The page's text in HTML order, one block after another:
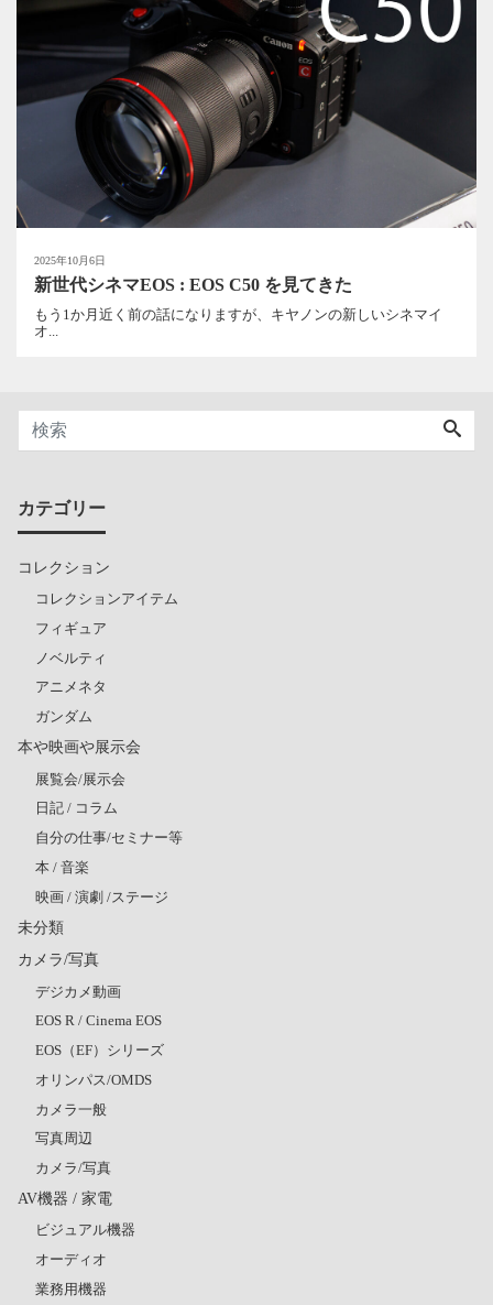
2025年10月6日
新世代シネマEOS : EOS C50 を見てきた
もう1か月近く前の話になりますが、キヤノンの新しいシネマイ
オ...
カテゴリー
コレクション
コレクションアイテム
フィギュア
ノベルティ
アニメネタ
ガンダム
本や映画や展示会
展覧会/展示会
日記 / コラム
自分の仕事/セミナー等
本 / 音楽
映画 / 演劇 /ステージ
未分類
カメラ/写真
デジカメ動画
EOS R / Cinema EOS
EOS（EF）シリーズ
オリンパス/OMDS
カメラ一般
写真周辺
カメラ/写真
AV機器 / 家電
ビジュアル機器
オーディオ
業務用機器